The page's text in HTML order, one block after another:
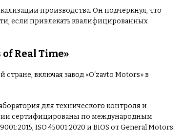
производства. Он подчеркнул, что
если привлекать квалифицированных
Real Time»
включая завод «O‘zavto Motors» в
для технического контроля и
сертифицированы по международным
ISO 45001:2020 и BIOS от General Motors.